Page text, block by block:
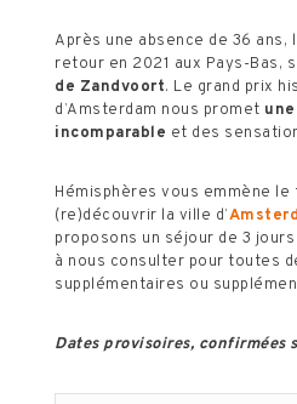
Après une absence de 36 ans,
retour en 2021 aux Pays-Bas,
de Zandvoort. Le grand prix
d’Amsterdam nous promet
incomparable et des
Hémisphères vous emmène le
(re)découvrir la ville d’
proposons un séjour de 3
à nous consulter pour toutes
supplémentaires ou
Dates provisoires, confirmées